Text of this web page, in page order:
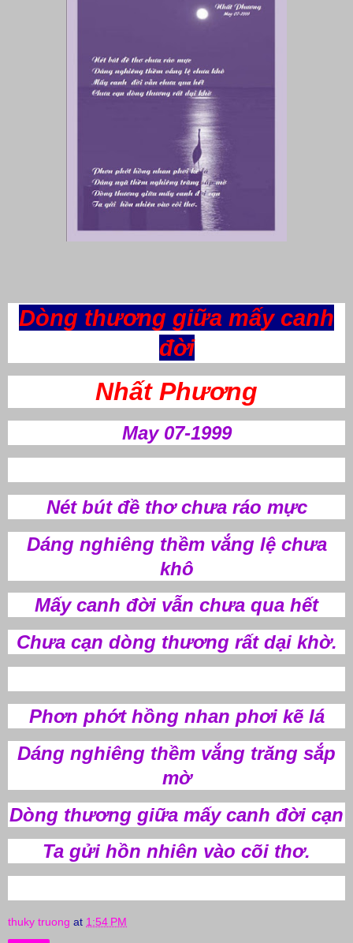
Dòng thương giữa mấy canh
đời
Nhất Phương
May 07-1999
Nét bút đề thơ chưa ráo mực
Dáng nghiêng thềm vắng lệ chưa
khô
Mấy canh đời vẫn chưa qua hết
Chưa cạn dòng thương rất dại khờ.
Phơn phớt hồng nhan phơi kẽ lá
Dáng nghiêng thềm vắng trăng sắp
mờ
Dòng thương giữa mấy canh đời cạn
Ta gửi hồn nhiên vào cõi thơ.
thuky truong at 1:54 PM